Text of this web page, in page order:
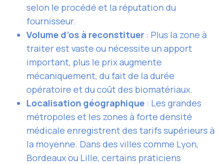
selon le procédé et la réputation du
fournisseur.
Volume d’os à reconstituer : Plus la zone à
traiter est vaste ou nécessite un apport
important, plus le prix augmente
mécaniquement, du fait de la durée
opératoire et du coût des biomatériaux.
Localisation géographique : Les grandes
métropoles et les zones à forte densité
médicale enregistrent des tarifs supérieurs à
la moyenne. Dans des villes comme Lyon,
Bordeaux ou Lille, certains praticiens